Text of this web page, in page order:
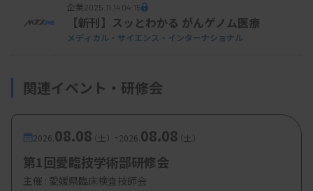
企業2025.11.14 04:15
【新刊】スッとわかる がんゲノム医療
メディカル・サイエンス・インターナショナル
関連イベント・研修会
2026. 08.08（土） -2026. 08.08（土）
第1回愛臨技学術部研修会
主催 : 愛媛県臨床検査技師会